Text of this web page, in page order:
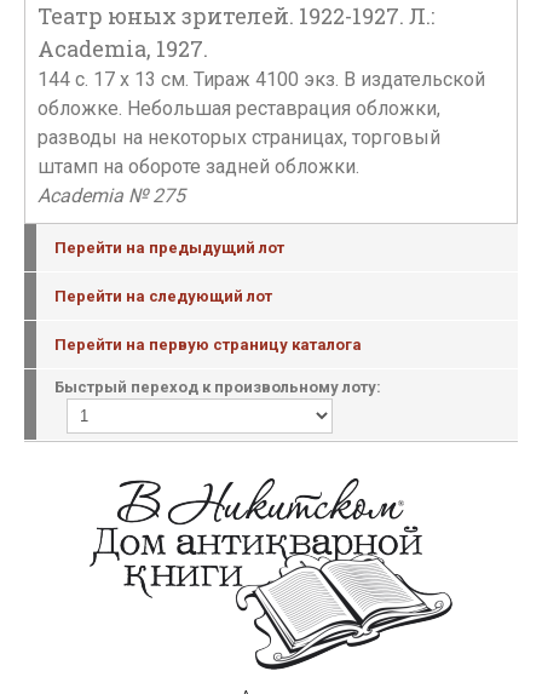
Театр юных зрителей. 1922-1927. Л.:
Academia, 1927.
144 с. 17 х 13 см. Тираж 4100 экз. В издательской
обложке. Небольшая реставрация обложки,
разводы на некоторых страницах, торговый
штамп на обороте задней обложки.
Academia № 275
Перейти на предыдущий лот
Перейти на следующий лот
Перейти на первую страницу каталога
Быстрый переход к произвольному лоту: